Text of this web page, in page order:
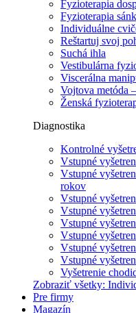
Fyzioterapia
Fyzioterapia
Individuálne
Reštartuj svoj
Suchá ihla
Vestibulárna
Viscerálna
Vojtova metóda
Ženská
Diagnostika
Kontrolné
Vstupné
Vstupné
rokov
Vstupné
Vstupné
Vstupné
Vstupné
Vstupné
Vstupné
Vyšetrenie
Zobraziť všetky:
Pre firmy
Magazín